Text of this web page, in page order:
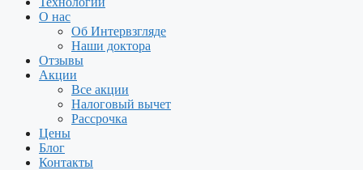
О нас
Об Интервзгляде
Наши доктора
Отзывы
Акции
Все акции
Налоговый вычет
Рассрочка
Цены
Блог
Контакты